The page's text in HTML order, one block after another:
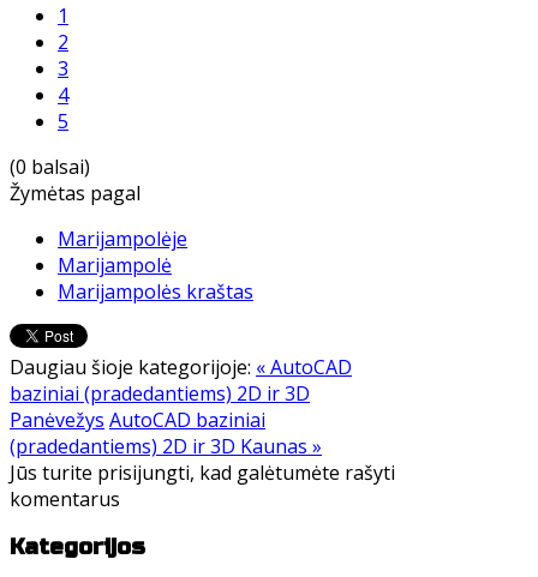
1
2
3
4
5
(0 balsai)
Žymėtas pagal
Marijampolėje
Marijampolė
Marijampolės kraštas
Daugiau šioje kategorijoje: « AutoCAD
baziniai (pradedantiems) 2D ir 3D
Panėvežys AutoCAD baziniai
(pradedantiems) 2D ir 3D Kaunas »
Jūs turite prisijungti, kad galėtumėte rašyti
komentarus
Kategorijos